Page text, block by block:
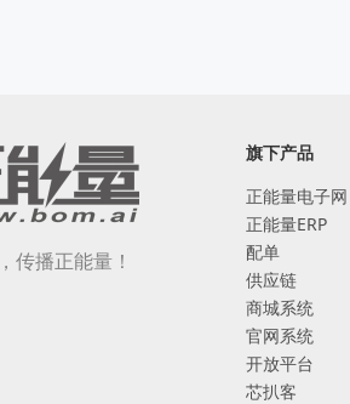
播正能量！
旗下产品
正能量电子网
正能量ERP
配单
供应链
商城系统
官网系统
开放平台
芯扒客